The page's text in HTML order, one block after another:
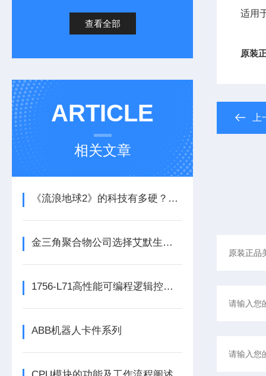
查看全部
ARTICLE
相关文章
《流浪地球2》的科技有多硬？工业移动机器人首登大银幕
金三角聚合物公司选择艾默生为其新建工厂提供设备数字自动化技术以及软件
1756-L71高性能可编程逻辑控制器的常见维护保养方法分享
ABB机器人卡件系列
适用
原装